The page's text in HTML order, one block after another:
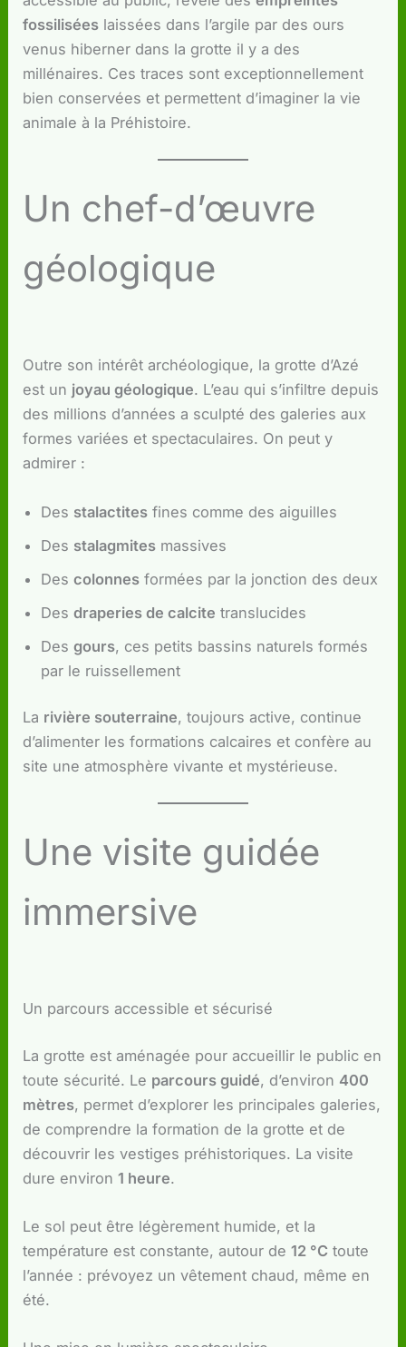
fossilisées laissées dans l’argile par des ours
venus hiberner dans la grotte il y a des
millénaires. Ces traces sont exceptionnellement
bien conservées et permettent d’imaginer la vie
animale à la Préhistoire.
Un chef-d’œuvre
géologique
Outre son intérêt archéologique, la grotte d’Azé
est un joyau géologique. L’eau qui s’infiltre depuis
des millions d’années a sculpté des galeries aux
formes variées et spectaculaires. On peut y
admirer :
Des stalactites fines comme des aiguilles
Des stalagmites massives
Descolonnes formées par la jonction des deux
Desdraperies de calcite translucides
Desgours, ces petits bassins naturels formés
par le ruissellement
La rivière souterraine, toujours active, continue
d’alimenter les formations calcaires et confère au
site une atmosphère vivante et mystérieuse.
Une visite guidée
immersive
Un parcours accessible et sécurisé
La grotte est aménagée pour accueillir le public en
toute sécurité. Le parcours guidé, d’environ 400
mètres, permet d’explorer les principales galeries,
de comprendre la formation de la grotte et de
découvrir les vestiges préhistoriques. La visite
dure environ1 heure.
Le sol peut être légèrement humide, et la
température est constante, autour de12 °C toute
l’année : prévoyez un vêtement chaud, même en
été.